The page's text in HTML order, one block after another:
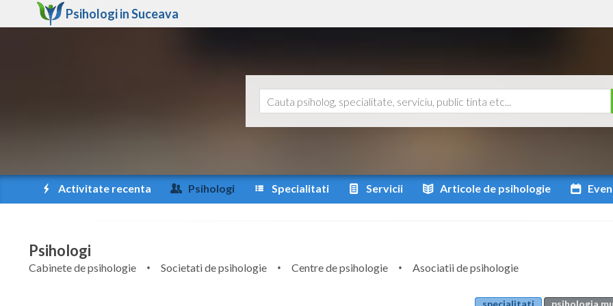
Psihologi inSuceava
Activitate recenta Psihologi Specialitati Servicii Articole de psihologie
Psihologi
Cabinete de psihologie Societati de psihologie Centre de psihologie
Asociatii de psihologie
specialitati psihologia